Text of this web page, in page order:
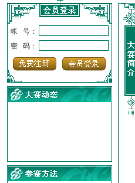
帐 号：
密 码：
·【诗意·名城】地铁展示作...
诗意名城·地铁时间